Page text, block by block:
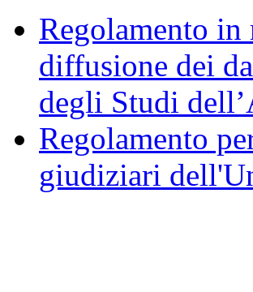
Regolamento in
diffusione dei
degli Studi
Regolamento
giudiziari